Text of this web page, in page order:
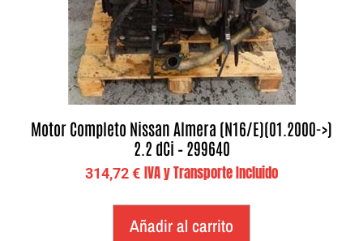
Motor Completo Nissan Almera (N16/E)(01.2000->)
2.2 dCi – 299640
314,72€ IVA y Transporte Incluido
Añadir al carrito